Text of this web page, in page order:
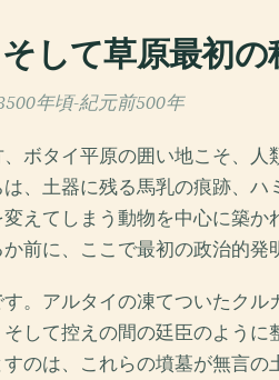
して草原最初の
年頃-紀元前500年
ボタイ平原の囲い地こそ、
、土器に残る馬乳の痕跡、
えてしまう動物を中心に築
前に、ここで最初の政治的発
。アルタイの凍てついたク
して控えの間の廷臣のよう
のは、これらの墳墓が無言